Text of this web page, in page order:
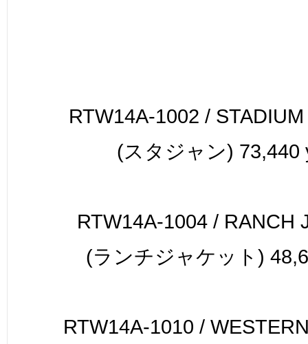
RTW14A-1002 /
(スタジャン) 73,440
RTW14A-1004 / RANCH
(ランチジャケット)
RTW14A-1010 /